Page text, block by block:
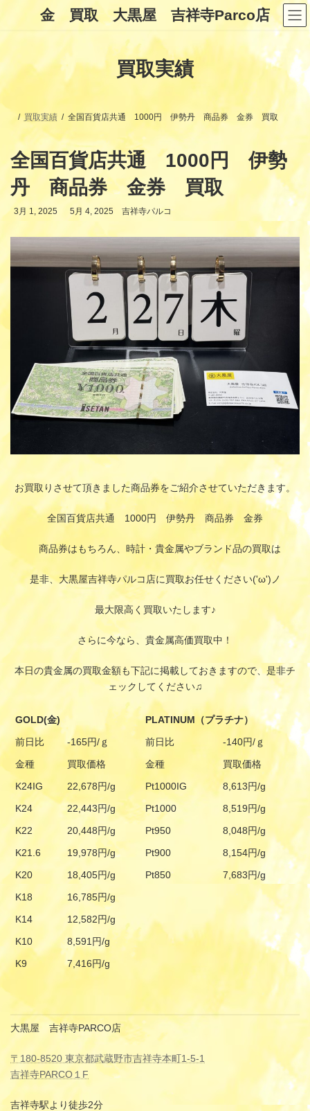
ン
キ
ッ
ー
に
移
金 買取 大黒屋 吉祥寺Parco店
買取実績
買取実績 全国百貨店共通 1000円 伊勢丹 商品券 金券 買取
全国百貨店共通 1000円 伊勢
丹 商品券 金券 買取
3月 1, 2025
最
時
:
5月 4, 2025 吉祥寺パルコ
お買取りさせて頂きました商品券をご紹介させていただきます。
全国百貨店共通 1000円 伊勢丹 商品券 金券
商品券はもちろん、時計・貴金属やブランド品の買取は
是非、大黒屋吉祥寺パルコ店に買取お任せください('ω')ノ
最大限高く買取いたします♪
さらに今なら、貴金属高価買取中！
本日の貴金属の買取金額も下記に掲載しておきますので、是非チ
ェックしてください♫
GOLD(金)
PLATINUM（プラチナ）
前日比
-165円/ｇ 前日比
-140円/ｇ
金種
買取価格 金種
買取価格
K24IG
22,678円/g Pt1000IG
8,613円/g
K24
22,443円/g Pt1000
8,519円/g
K22
20,448円/g Pt950
8,048円/g
K21.6
19,978円/g Pt900
8,154円/g
K20
18,405円/g Pt850
7,683円/g
K18
16,785円/g
K14
12,582円/g
K10
8,591円/g
K9
7,416円/g
大黒屋 吉祥寺PARCO店
〒180-8520 東京都武蔵野市吉祥寺本町1-5-1
吉祥寺PARCO１F
吉祥寺駅より徒歩2分